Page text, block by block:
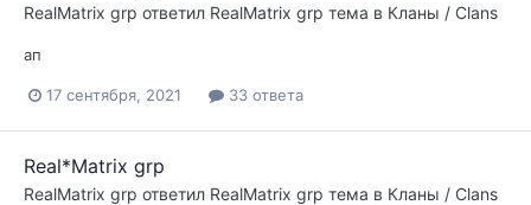
RealMatrix grp ответил RealMatrix grp тема в Кланы / Clans
ап
17 сентября, 2021 33 ответа
Real*Matrix grp
RealMatrix grp ответил RealMatrix grp тема в Кланы / Clans